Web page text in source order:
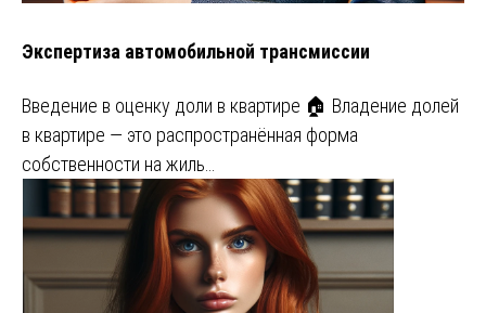
Экспертиза автомобильной трансмиссии
Введение в оценку доли в квартире 🏠 Владение долей
в квартире — это распространённая форма
собственности на жиль…